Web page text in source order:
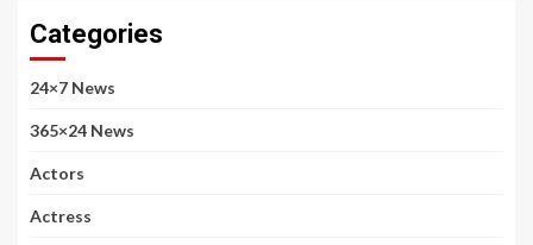
Categories
24×7 News
365×24 News
Actors
Actress